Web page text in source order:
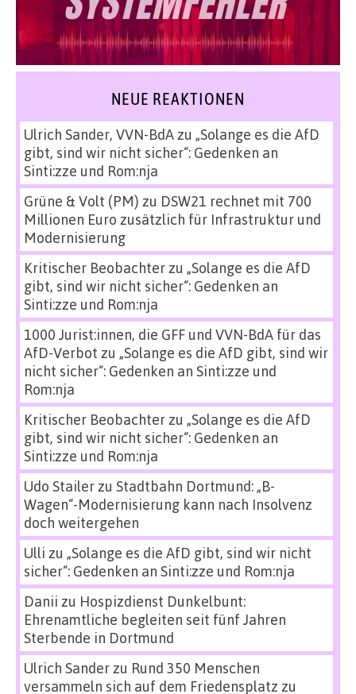
NEUE REAKTIONEN
Ulrich Sander, VVN-BdAzu „Solange es die AfD
gibt, sind wir nicht sicher“: Gedenken an
Sinti:zze und Rom:nja
Grüne & Volt (PM) zu DSW21 rechnet mit 700
Millionen Euro zusätzlich für Infrastruktur und
Modernisierung
Kritischer Beobachterzu „Solange es die AfD
gibt, sind wir nicht sicher“: Gedenken an
Sinti:zze und Rom:nja
1000 Jurist:innen, die GFF und VVN-BdA für das
AfD-Verbot zu „Solange es die AfD gibt, sind wir
nicht sicher“: Gedenken an Sinti:zze und
Rom:nja
Kritischer Beobachterzu „Solange es die AfD
gibt, sind wir nicht sicher“: Gedenken an
Sinti:zze und Rom:nja
Udo Stailerzu Stadtbahn Dortmund: „B-
Wagen“-Modernisierung kann nach Insolvenz
doch weitergehen
Ulli zu „Solange es die AfD gibt, sind wir nicht
sicher“: Gedenken an Sinti:zze und Rom:nja
Danii zu Hospizdienst Dunkelbunt:
Ehrenamtliche begleiten seit fünf Jahren
Sterbende in Dortmund
Ulrich Sanderzu Rund 350 Menschen
versammeln sich auf dem Friedensplatz zu